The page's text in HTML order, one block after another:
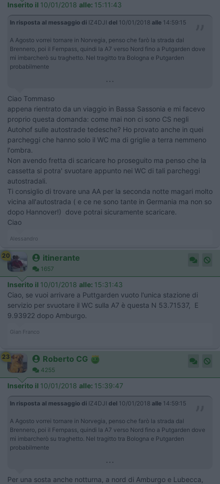
Inserito il 10/01/2018 alle: 15:11:43
In risposta al messaggio di IZ4DJI del 10/01/2018 alle 14:59:15
A Agosto vorrei tornare in Norvegia, penso che farò la strada dal
Brennero, poi il Fernpass, quindi la A7 verso Nord fino a Putgarden dove
mi imbarcherò su traghetto. Nel tragitto tra Bologna e Putgarden
probabilmente
...
Ciao Tommaso
appena rientrato da un viaggio in Bassa Sassonia e mi facevo
proprio questa domanda: come mai non ci sono CS negli
Autohof sulle autostrade tedesche? Ho provato anche in quei
parcheggi che hanno solo il WC ma di griglie a terra nemmeno
l'ombra.
Non avendo fretta di scaricare ho proseguito ma penso che la
cassetta si potra' svuotare appunto nei WC di tali parcheggi
autostradali.
Ti consiglio di trovare una AA per la seconda notte magari molto
vicina all'autostrada ( e ce ne sono tante in Germania ma non so
dopo Hannover!) dove potrai sicuramente scaricare.
Ciao
Alessandro
20 itinerante
1657
Inserito il 10/01/2018 alle: 15:31:43
Ciao, se vuoi arrivare a Puttgarden vuoto l'unica stazione di
servizio per svuotare il WC sulla A7 è questa N 53.71537, E
9.93922 dopo Amburgo.
Gian Franco
23 Roberto CG
4255
Inserito il 10/01/2018 alle: 15:39:47
In risposta al messaggio di IZ4DJI del 10/01/2018 alle 14:59:15
A Agosto vorrei tornare in Norvegia, penso che farò la strada dal
Brennero, poi il Fernpass, quindi la A7 verso Nord fino a Putgarden dove
mi imbarcherò su traghetto. Nel tragitto tra Bologna e Putgarden
probabilmente
...
Per una sosta anche notturna, a nord di Amburgo e Lubecca,